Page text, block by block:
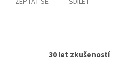
30 let zkušeností